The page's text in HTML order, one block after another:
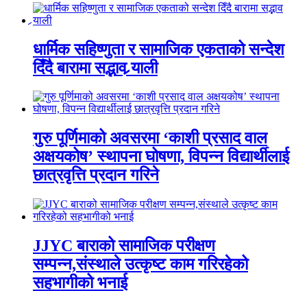
धार्मिक सहिष्णुता र सामाजिक एकताको सन्देश
दिँदै बारामा सद्भाव र्‍याली
गुरु पूर्णिमाको अवसरमा ‘काशी प्रसाद वाल
अक्षयकोष’ स्थापना घोषणा, विपन्न विद्यार्थीलाई
छात्रवृत्ति प्रदान गरिने
JJYC बाराको सामाजिक परीक्षण
सम्पन्न,संस्थाले उत्कृष्ट काम गरिरहेको
सहभागीको भनाई